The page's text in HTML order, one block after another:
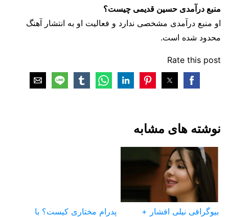
منبع درآمدی حسین قدیمی چیست؟
او منبع درآمدی مشخصی ندارد و فعالیت او به انتشار آهنگ
محدود شده است‌.
Rate this post
نوشته های مشابه
بیوگرافی نیلی افشار +
پدرام مختاری کیست؟ با